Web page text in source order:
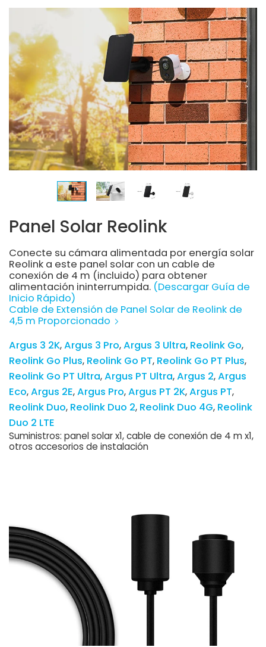
Panel Solar Reolink
Conecte su cámara alimentada por energía solar
Reolink a este panel solar con un cable de
conexión de 4 m (incluido) para obtener
alimentación ininterrumpida. (Descargar Guía de
Inicio Rápido)
Cable de Extensión de Panel Solar de Reolink de
4,5 m Proporcionado
Argus 3 2K Argus 3 Pro Argus 3 Ultra Reolink Go
Reolink Go Plus Reolink Go PT Reolink Go PT Plus
Reolink Go PT Ultra Argus PT Ultra Argus 2 Argus
Eco Argus 2E Argus Pro Argus PT 2K Argus PT
Reolink Duo Reolink Duo 2 Reolink Duo 4G Reolink
Duo 2 LTE
Suministros: panel solar x1, cable de conexión de 4 m x1,
otros accesorios de instalación